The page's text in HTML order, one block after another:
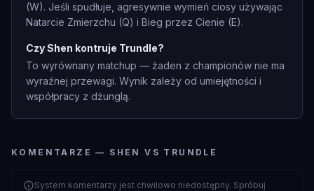
(W). Jeśli spudłuje, agresywnie wymień ciosy używając
Natarcie Zmierzchu (Q) i Bieg przez Cienie (E).
Czy Shen kontruje Trundle?
To wyrównany matchup — żaden z championów nie ma
wyraźnej przewagi. Wynik zależy od umiejętności i
współpracy z dżunglą.
KOMENTARZE — SHEN VS TRUNDLE
System komentarzy jest chwilowo niedostępny. Spróbuj